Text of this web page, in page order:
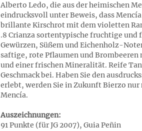
Alberto Ledo, die aus der heimischen
eindrucksvoll unter Beweis, dass
brillante Kirschrot mit dem violetten
.8 Crianza sortentypische fruchtige
Gewürzen, Süßem und Eichenholz-
saftige, rote Pflaumen und
und einer frischen Mineralität. Reife
Geschmack bei. Haben Sie den
erlebt, werden Sie in Zukunft Bierzo
Mencía.
Auszeichnungen:
91 Punkte (für JG 2007), Guia Peñin